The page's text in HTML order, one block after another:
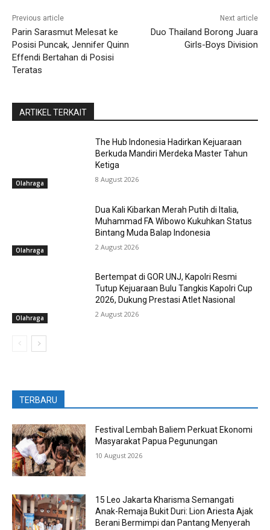
Previous article
Parin Sarasmut Melesat ke
Posisi Puncak, Jennifer Quinn
Effendi Bertahan di Posisi
Teratas
Next article
Duo Thailand Borong Juara
Girls-Boys Division
ARTIKEL TERKAIT
Olahraga
The Hub Indonesia Hadirkan Kejuaraan
Berkuda Mandiri Merdeka Master Tahun
Ketiga
8 August 2026
Olahraga
Dua Kali Kibarkan Merah Putih di Italia,
Muhammad FA Wibowo Kukuhkan Status
Bintang Muda Balap Indonesia
2 August 2026
Olahraga
Bertempat di GOR UNJ, Kapolri Resmi
Tutup Kejuaraan Bulu Tangkis Kapolri Cup
2026, Dukung Prestasi Atlet Nasional
2 August 2026
TERBARU
Festival Lembah Baliem Perkuat Ekonomi
Masyarakat Papua Pegunungan
10 August 2026
15 Leo Jakarta Kharisma Semangati
Anak-Remaja Bukit Duri: Lion Ariesta Ajak
Berani Bermimpi dan Pantang Menyerah